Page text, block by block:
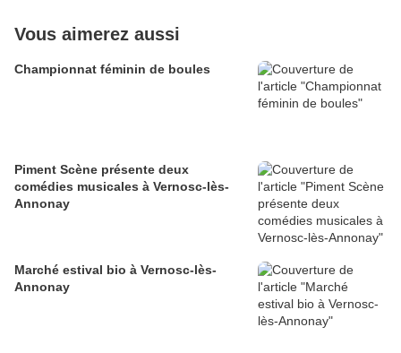
Vous aimerez aussi
Championnat féminin de boules
Piment Scène présente deux
comédies musicales à Vernosc-lès-
Annonay
Marché estival bio à Vernosc-lès-
Annonay